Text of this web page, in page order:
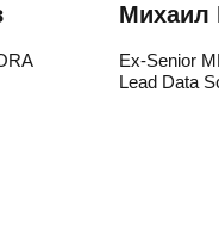
Михаил
Ex-Senior
Lead Data